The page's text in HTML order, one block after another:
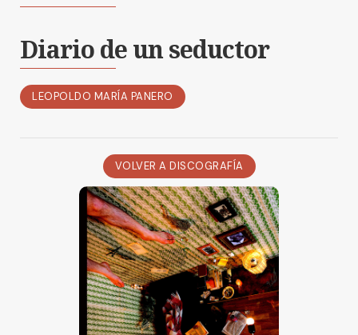
Diario de un seductor
LEOPOLDO MARÍA PANERO
VOLVER A DISCOGRAFÍA